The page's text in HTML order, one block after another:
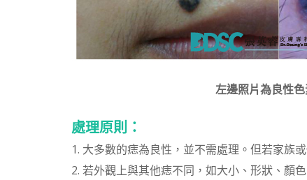
左邊照片為良性
處理原則：
1. 大多數的痣為良性，並不需處理。但若家族
2. 若外觀上與其他痣不同，如大小、形狀、顏